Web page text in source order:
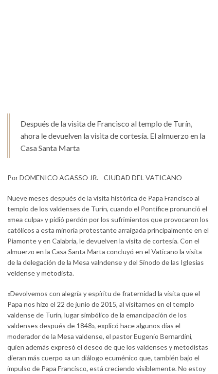
Después de la visita de Francisco al templo de Turín,
ahora le devuelven la visita de cortesía. El almuerzo en la
Casa Santa Marta
Por DOMENICO AGASSO JR. - CIUDAD DEL VATICANO
Nueve meses después de la visita histórica de Papa Francisco al
templo de los valdenses de Turín, cuando el Pontífice pronunció el
«mea culpa» y pidió perdón por los sufrimientos que provocaron los
católicos a esta minoría protestante arraigada principalmente en el
Piamonte y en Calabria, le devuelven la visita de cortesía. Con el
almuerzo en la Casa Santa Marta concluyó en el Vaticano la visita
de la delegación de la Mesa valndense y del Sínodo de las Iglesias
veldense y metodista.
«Devolvemos con alegría y espíritu de fraternidad la visita que el
Papa nos hizo el 22 de junio de 2015, al visitarnos en el templo
valdense de Turín, lugar simbólico de la emancipación de los
valdenses después de 1848», explicó hace algunos días el
moderador de la Mesa valdense, el pastor Eugenio Bernardini,
quien además expresó el deseo de que los valdenses y metodistas
dieran más cuerpo «a un diálogo ecuménico que, también bajo el
impulso de Papa Francisco, está creciendo visiblemente. No estoy